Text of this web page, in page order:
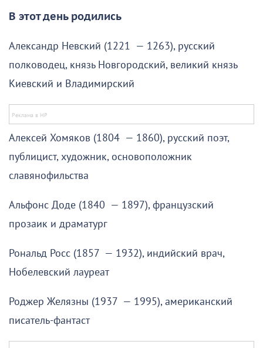
В этот день родились
Александр Невский (1221 — 1263), русский
полководец, князь Новгородский, великий князь
Киевский и Владимирский
Алексей Хомяков (1804 — 1860), русский поэт,
публицист, художник, основоположник
славянофильства
Альфонс Доде (1840 — 1897), французский
прозаик и драматург
Рональд Росс (1857 — 1932), индийский врач,
Нобелевский лауреат
Роджер Желязны (1937 — 1995), американский
писатель-фантаст